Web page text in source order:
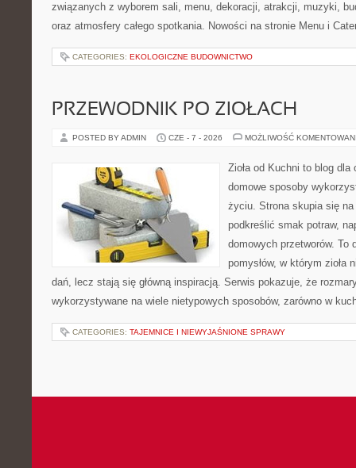
związanych z wyborem sali, menu, dekoracji, atrakcji, muzyki,
oraz atmosfery całego spotkania. Nowości na stronie Menu i
CATEGORIES: EKOLOGICZNE BUDOWNICTWO
PRZEWODNIK PO ZIOŁACH
POSTED BY ADMIN CZE - 7 - 2026 MOŻLIWOŚĆ
Zioła od Kuchni to blog dla
domowe sposoby
życiu. Strona skupia się
podkreślić smak potraw,
domowych przetworów. To
pomysłów, w którym zioła
dań, lecz stają się główną inspiracją. Serwis pokazuje, że
wykorzystywane na wiele nietypowych sposobów, zarówno w
CATEGORIES: TAJEMNICE I NIEWYJAŚNIONE SPRAWY